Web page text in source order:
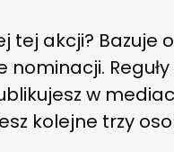
tej akcji?
nominacji.
w
kolejne trzy